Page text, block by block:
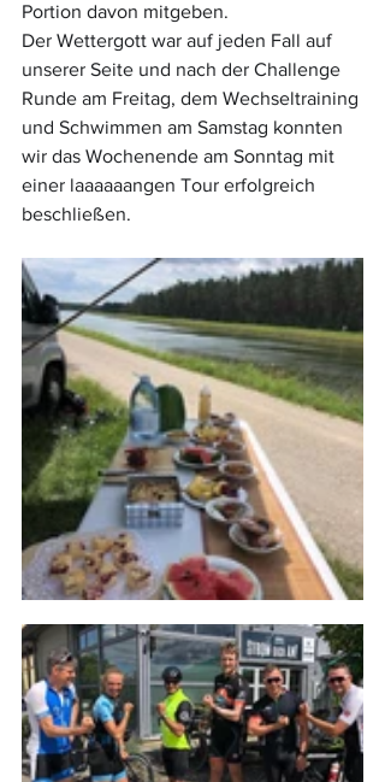
Portion davon mitgeben.
Der Wettergott war auf jeden Fall auf
unserer Seite und nach der Challenge
Runde am Freitag, dem Wechseltraining
und Schwimmen am Samstag konnten
wir das Wochenende am Sonntag mit
einer laaaaaangen Tour erfolgreich
beschließen.